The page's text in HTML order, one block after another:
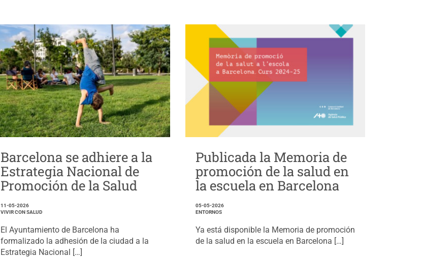
Barcelona se adhiere a la
Estrategia Nacional de
Promoción de la Salud
11-05-2026
VIVIR CON SALUD
El Ayuntamiento de Barcelona ha
formalizado la adhesión de la ciudad a la
Estrategia Nacional […]
Publicada la Memoria de
promoción de la salud en
la escuela en Barcelona
05-05-2026
ENTORNOS
Ya está disponible la Memoria de promoción
de la salud en la escuela en Barcelona […]